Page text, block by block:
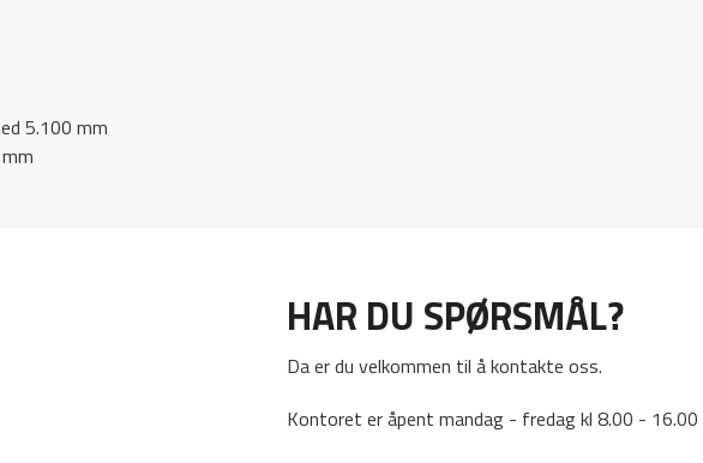
5.100 mm
HAR DU SPØRSMÅL?
Da er du velkommen til å kontakte oss.
Kontoret er åpent mandag - fredag kl 8.00 - 16.00